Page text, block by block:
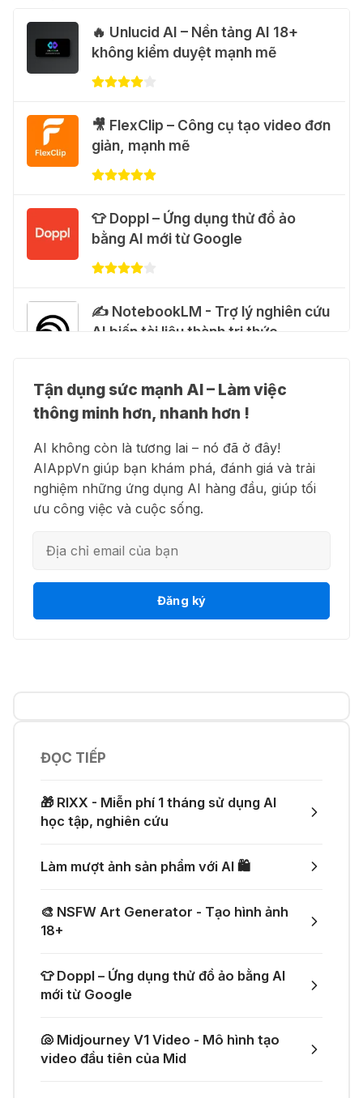
🎁 Hướng dẫn nhận Capcut Pro 1
năm miễn phí
31 Thg 07 2026
💃 Tạo video AI nhảy múa với Google
Flow Motion Control
31 Thg 07 2026
🐈 Nhận miễn phí 30 video AI + 100
hình ảnh mỗi ngày với Dola.com
🎁 Hướng dẫn nhận Google Plus 12
tháng miễn phí
Cảnh báo: Xuất hiện script và
hướng dẫn giả mạo giúp "mở khóa"
27 Thg 07 2026
🍎 Claude for Teachers – chương
trình miễn phí dành cho giáo viên
15 Thg 07 2026
Business miễn phí tháng
quyền của Suno và Udio
05 Thg 07 2026
👗 Tạo video thử đồ thời trang chỉ
🚀 Một GitHub Repository tổng hợp
gần như mọi API AI miễn phí
🎁 Mẹo nhận thêm 1 tháng ChatGPT
🔥 Unlucid AI – Nền tảng AI 18+
không kiểm duyệt mạnh mẽ
🎥 FlexClip – Công cụ tạo video đơn
giản, mạnh mẽ
👕 Doppl – Ứng dụng thử đồ ảo
bằng AI mới từ Google
✍️ NotebookLM - Trợ lý nghiên cứu
AI biến tài liệu thành tri thức
👗 Higgsfield AI – Biến ý tưởng
thành phim chất lượng cao
💻 Blackbox AI - Trợ lý lập trình
thông minh
trình công việc
👨‍💻 Firebase Studio - Xây dựng
🤙 Lindy AI: Tự động hóa thông
minh
lực cho lập trình viên
🎙️ Notta.ai – Giải pháp chuyển file
ghi âm thành văn bản
Tận dụng sức mạnh AI – Làm việc
thông minh hơn, nhanh hơn !
AI không còn là tương lai – nó đã ở đây!
AIAppVn giúp bạn khám phá, đánh giá và trải
nghiệm những ứng dụng AI hàng đầu, giúp tối
ưu công việc và cuộc sống.
Đăng ký
ĐỌC TIẾP
🎁 RIXX - Miễn phí 1 tháng sử dụng AI
học tập, nghiên cứu
Làm mượt ảnh sản phẩm với AI 🛍️
🎨 NSFW Art Generator - Tạo hình ảnh
18+
👕 Doppl – Ứng dụng thử đồ ảo bằng AI
mới từ Google
🐚 Midjourney V1 Video - Mô hình tạo
video đầu tiên của Mid